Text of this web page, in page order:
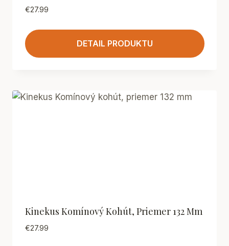
€27.99
DETAIL PRODUKTU
Kinekus Komínový Kohút, Priemer 132 Mm
€27.99